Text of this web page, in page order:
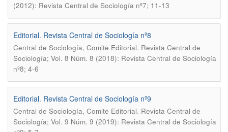
(2012): Revista Central de Sociología nº7; 11-13
Editorial. Revista Central de Sociología nº8
Central de Sociología, Comite Editorial. Revista Central de
Sociología; Vol. 8 Núm. 8 (2018): Revista Central de Sociología
nº8; 4-6
Editorial. Revista Central de Sociología nº9
Central de Sociología, Comite Editorial. Revista Central de
Sociología; Vol. 9 Núm. 9 (2019): Revista Central de Sociología